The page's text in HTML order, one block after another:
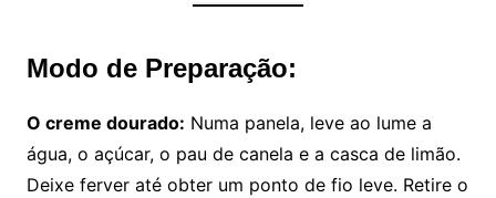
Modo de Preparação:
O creme dourado: Numa panela, leve ao lume a
água, o açúcar, o pau de canela e a casca de limão.
Deixe ferver até obter um ponto de fio leve. Retire o